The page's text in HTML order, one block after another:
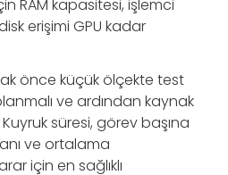
RAM kapasitesi, işlemci
erişimi GPU kadar
önce küçük ölçekte test
ve ardından kaynak
Kuyruk süresi, görev başına
ve ortalama
için en sağlıklı